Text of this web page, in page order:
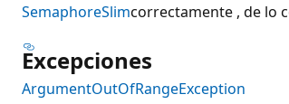
SemaphoreSlimcorrectamente , de lo
Excepciones
ArgumentOutOfRangeException